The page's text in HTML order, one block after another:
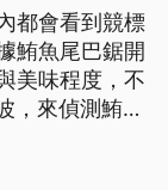
都會看到競標
鮪魚尾巴鋸開
美味程度，不
，來偵測鮪魚